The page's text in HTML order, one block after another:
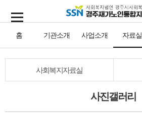
홈 기관소개 사업소개 자료실
사회복지자료실
사진갤러리